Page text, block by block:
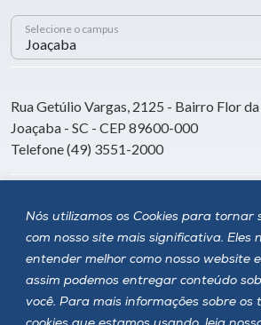
Nós utilizamos os Cookies para tornar
com nosso site mais significativa. Eles
entender melhor como nosso website
assim podemos entregar conteúdo
você. Para mais informações sobre os
Selecione o campus
Rua Getúlio Vargas, 2125 - Bairro Flor da
Joaçaba - SC - CEP 89600-000
Telefone (49) 3551-2000
Siga a Unoesc